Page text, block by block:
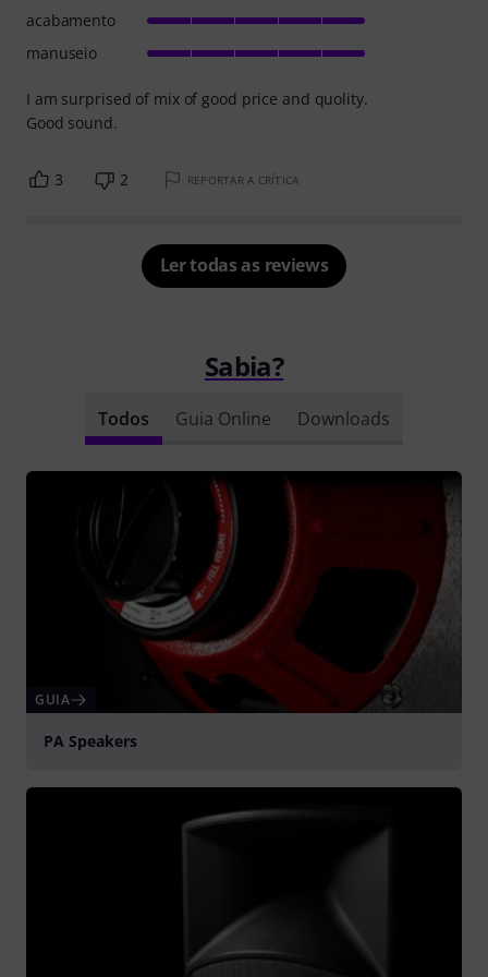
I am surprised of mix of good price and quolity.
Good sound.
acabamento
manuseio
3 2 REPORTAR A CRÍTICA
Ler todas as reviews
Sabia?
Todos Guia Online Downloads
GUIA
PA Speakers